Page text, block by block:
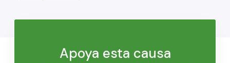
Apoya esta causa